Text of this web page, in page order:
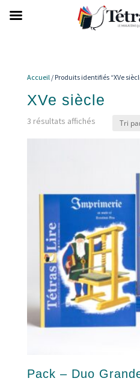
Accueil/ Produits identifiés “XVe
XVe siècle
3 résultats affichés
Pack – Duo